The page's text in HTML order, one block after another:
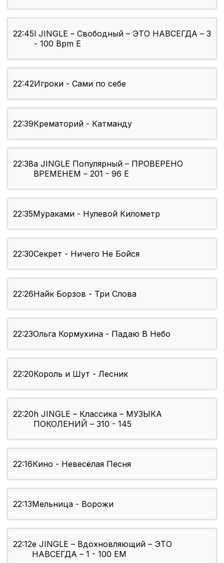
22:45l JINGLE – Свободный – ЭТО НАВСЕГДА – 3
- 100 Bpm E
22:42Игроки - Сами по себе
22:39Крематорий - Катманду
22:38a JINGLE Популярный – ПРОВЕРЕНО
ВРЕМЕНЕМ – 201 - 96 E
22:35Мураками - Нулевой Километр
22:30Секрет - Ничего Не Бойся
22:26Найк Борзов - Три Слова
22:23Ольга Кормухина - Падаю В Небо
22:20Король и Шут - Лесник
22:20h JINGLE – Классика – МУЗЫКА
ПОКОЛЕНИЙ – 310 - 145
22:16Кино - Невесёлая Песня
22:13Мельница - Ворожи
22:12e JINGLE – Вдохновляющий – ЭТО
НАВСЕГДА – 1 - 100 EM